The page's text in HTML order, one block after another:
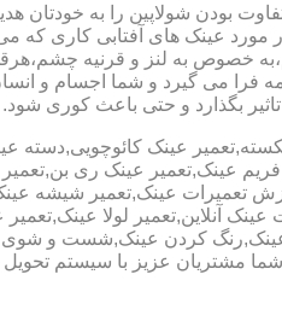
بودن شولاپین را به خودتان
عینک های آفتابی کاری که می
خصوص به لنز و قرنیه
مه فرا می گیرد و شما اجسام
بگذارد و حتی باعث کوری شود.
شکسته,تعمیر عینک
عینک,تعمیر عینک ری
تعمیرات عینک,تعمیر شیشه
آنلاین,تعمیر لولا
کردن عینک,شست و
شما مشتریان عزیز با سیستم